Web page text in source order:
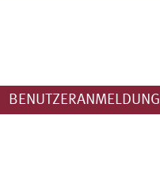
BENUTZERANMELDUNG